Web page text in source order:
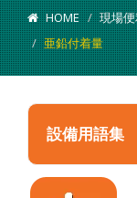
HOME 現場
亜鉛付着量
設備用語集